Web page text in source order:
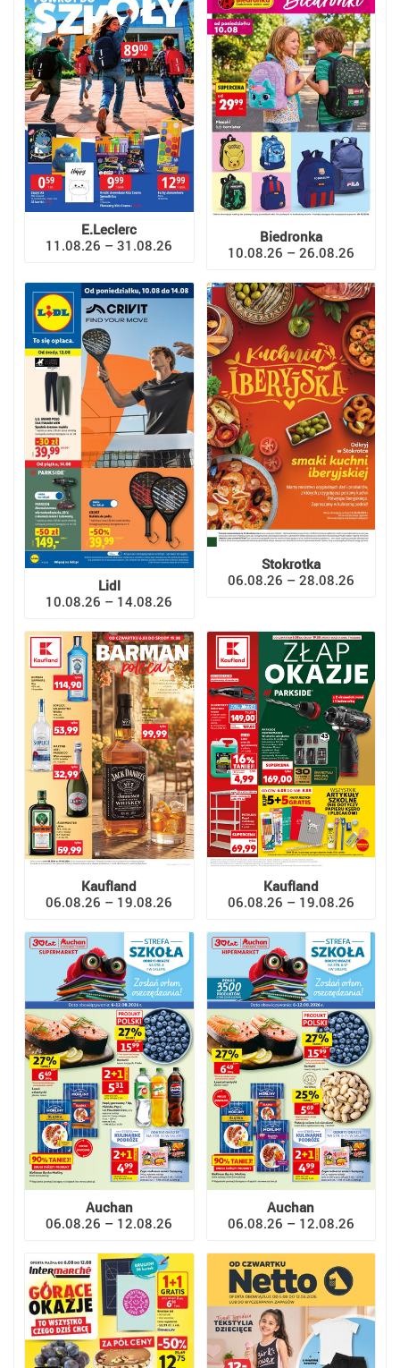
E.Leclerc
11.08.26 – 31.08.26
Biedronka
10.08.26 – 26.08.26
Lidl
10.08.26 – 14.08.26
Stokrotka
06.08.26 – 28.08.26
Kaufland
06.08.26 – 19.08.26
Kaufland
06.08.26 – 19.08.26
Auchan
06.08.26 – 12.08.26
Auchan
06.08.26 – 12.08.26